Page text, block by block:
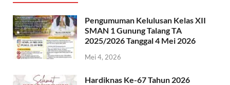
Pengumuman Kelulusan Kelas XII
SMAN 1 Gunung Talang TA
2025/2026 Tanggal 4 Mei 2026
Mei 4, 2026
Hardiknas Ke-67 Tahun 2026